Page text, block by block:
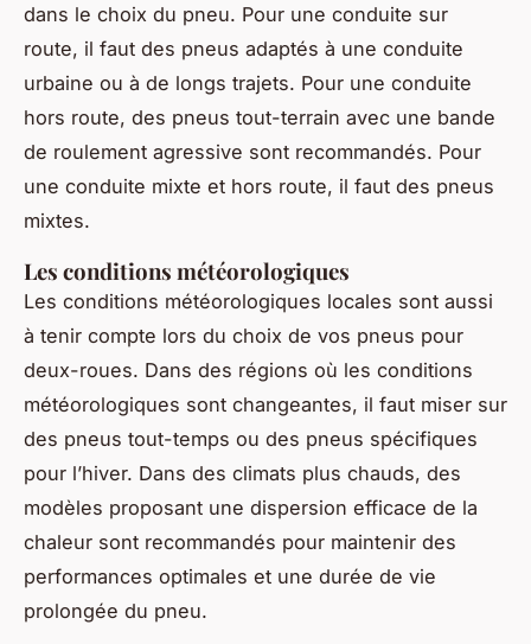
dans le choix du pneu. Pour une conduite sur
route, il faut des pneus adaptés à une conduite
urbaine ou à de longs trajets. Pour une conduite
hors route, des pneus tout-terrain avec une bande
de roulement agressive sont recommandés. Pour
une conduite mixte et hors route, il faut des pneus
mixtes.
Les conditions météorologiques
Les conditions météorologiques locales sont aussi
à tenir compte lors du choix de vos pneus pour
deux-roues. Dans des régions où les conditions
météorologiques sont changeantes, il faut miser sur
des pneus tout-temps ou des pneus spécifiques
pour l’hiver. Dans des climats plus chauds, des
modèles proposant une dispersion efficace de la
chaleur sont recommandés pour maintenir des
performances optimales et une durée de vie
prolongée du pneu.